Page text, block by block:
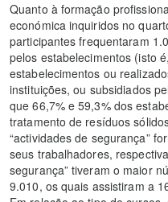
Quanto à formação
económica inquiridos no
participantes frequentaram
pelos estabelecimentos (isto
estabelecimentos ou
instituições, ou subsidiados
que 66,7% e 59,3% dos
tratamento de resíduos
“actividades de segurança”
seus trabalhadores,
segurança” tiveram o maior
9.010, os quais assistiram a